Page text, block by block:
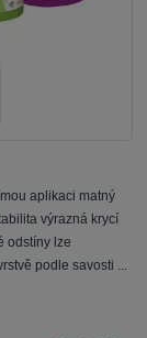
aplikaci matný
výrazná krycí
odstíny lze
podle savosti ...